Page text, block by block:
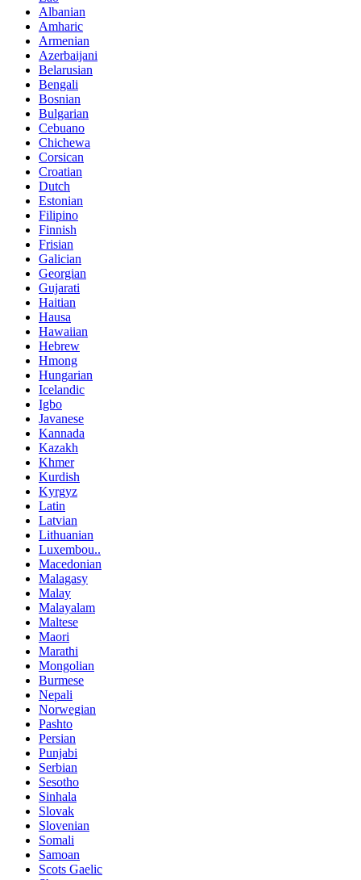
Albanian
Amharic
Armenian
Azerbaijani
Belarusian
Bengali
Bosnian
Bulgarian
Cebuano
Chichewa
Corsican
Croatian
Dutch
Estonian
Filipino
Finnish
Frisian
Galician
Georgian
Gujarati
Haitian
Hausa
Hawaiian
Hebrew
Hmong
Hungarian
Icelandic
Igbo
Javanese
Kannada
Kazakh
Khmer
Kurdish
Kyrgyz
Latin
Latvian
Lithuanian
Luxembou..
Macedonian
Malagasy
Malay
Malayalam
Maltese
Maori
Marathi
Mongolian
Burmese
Nepali
Norwegian
Pashto
Persian
Punjabi
Serbian
Sesotho
Sinhala
Slovak
Slovenian
Somali
Samoan
Scots Gaelic